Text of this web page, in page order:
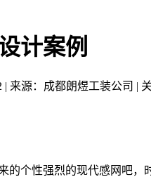
计案例
| 来源：成都朗煜工装公司 |
的个性强烈的现代感网吧